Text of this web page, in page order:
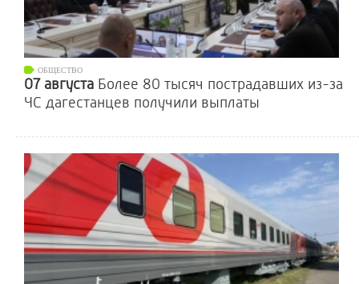
ОБЩЕСТВО
07 августа Более 80 тысяч пострадавших из-за
ЧС дагестанцев получили выплаты